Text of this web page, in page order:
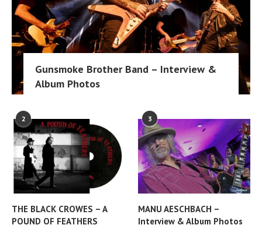
Gunsmoke Brother Band – Interview &
Album Photos
2
THE BLACK CROWES – A
POUND OF FEATHERS
3
MANU AESCHBACH –
Interview & Album Photos